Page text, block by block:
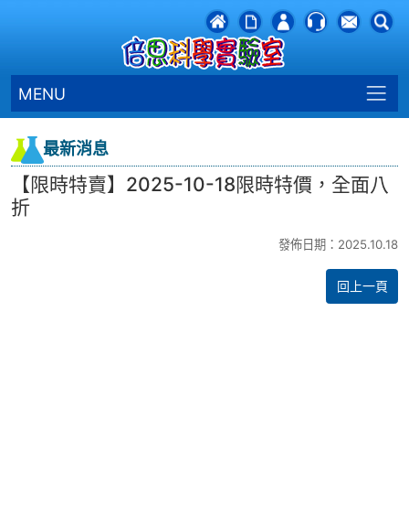
MENU
最新消息
【限時特賣】2025-10-18限時特價，全面八
折
發佈日期：2025.10.18
回上一頁